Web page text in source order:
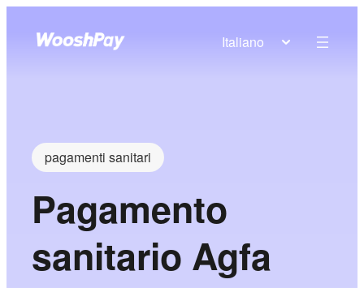
Italiano
pagamenti sanitari
Pagamento
sanitario Agfa